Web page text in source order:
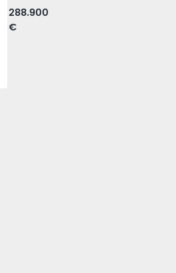
288.900
€